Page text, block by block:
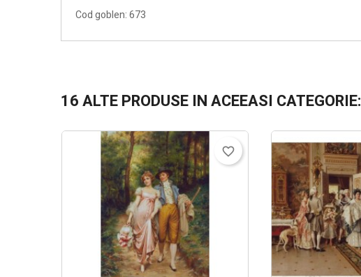
Cod goblen: 673
16 ALTE PRODUSE IN ACEEASI CATEGORIE:
favorite_border